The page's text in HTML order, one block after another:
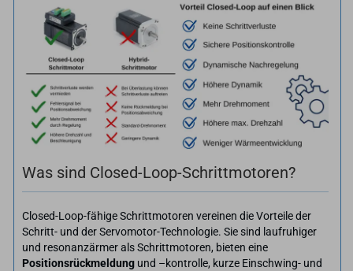
Was sind Closed-Loop-Schrittmotoren?
Closed-Loop-fähige Schrittmotoren vereinen die Vorteile der
Schritt- und der Servomotor-Technologie. Sie sind laufruhiger
und resonanzärmer als Schrittmotoren, bieten eine
Positionsrückmeldung und –kontrolle, kurze Einschwing- und